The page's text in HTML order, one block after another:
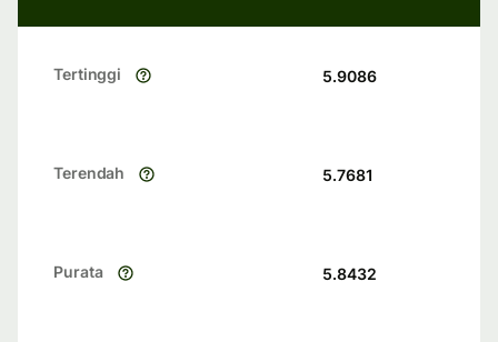
Tertinggi 5.9086
Terendah 5.7681
Purata 5.8432